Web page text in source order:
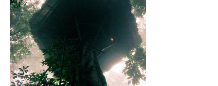
Spanish
French
Italiano